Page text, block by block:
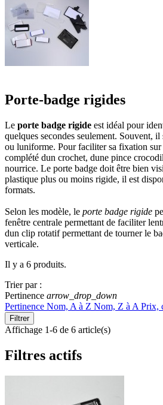
Porte-badge rigides
Le porte badge rigide est idéal pour
quelques secondes seulement. Souvent,
ou luniforme. Pour faciliter sa fixation
complété dun crochet, dune pince
nourrice. Le porte badge doit être bien
plastique plus ou moins rigide, il est
formats.
Selon les modèle, le porte badge rigide
fenêtre centrale permettant de faciliter
dun clip rotatif permettant de tourner le
verticale.
Il y a 6 produits.
Trier par :
Pertinence arrow_drop_down
Pertinence Nom, A à Z Nom, Z à A Prix,
Filtrer
Affichage 1-6 de 6 article(s)
Filtres actifs